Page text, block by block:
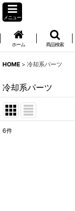
メニュー
ホーム 商品検索
HOME > 冷却系パーツ
冷却系パーツ
6件